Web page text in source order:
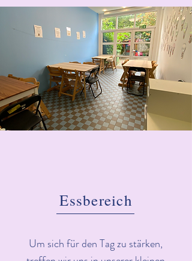
Essbereich
Um sich für den Tag zu stärken,